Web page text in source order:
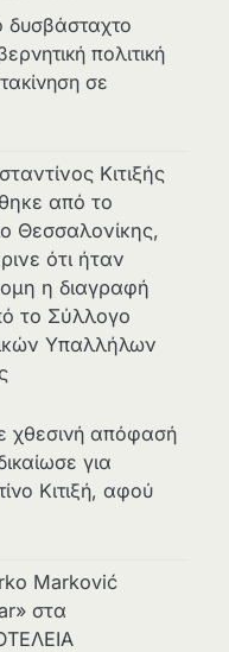
δυσβάσταχτο
πολιτική
σε
Κιτιξής
από το
Θεσσαλονίκης,
ότι ήταν
η διαγραφή
το Σύλλογο
Υπαλλήλων
χθεσινή απόφασή
για
Κιτιξή, αφού
Marković
στα